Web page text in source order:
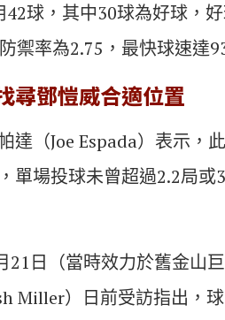
球，其中30球為好球，
禦率為2.75，最快球速達
鄧愷威合適位置
達（Joe Espada）表示，
單場投球未曾超過2.2局
日（當時效力於舊金山
Miller）日前受訪指出，